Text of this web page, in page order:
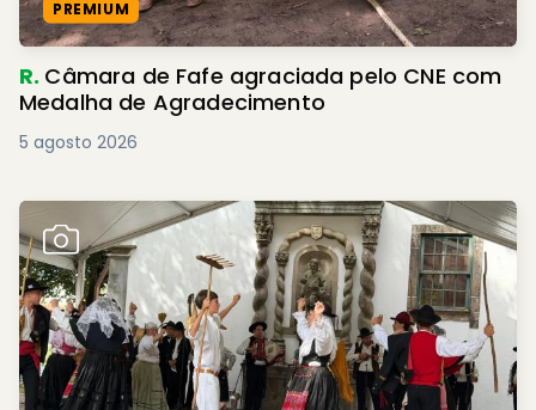
PREMIUM
R. Câmara de Fafe agraciada pelo CNE com
Medalha de Agradecimento
5 agosto 2026